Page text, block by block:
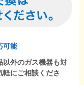
可能
以外のガス機器も対
軽にご相談くださ